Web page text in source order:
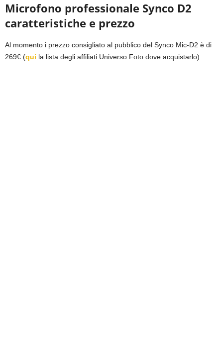
Microfono professionale Synco D2
caratteristiche e prezzo
Al momento i prezzo consigliato al pubblico del Synco Mic-D2 è di
269€ (qui la lista degli affiliati Universo Foto dove acquistarlo)